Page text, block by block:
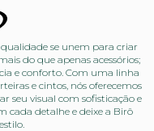
se unem para criar
do que apenas acessórios;
e conforto. Com uma linha
e cintos, nós oferecemos
seu visual com sofisticação e
cada detalhe e deixe a Birô